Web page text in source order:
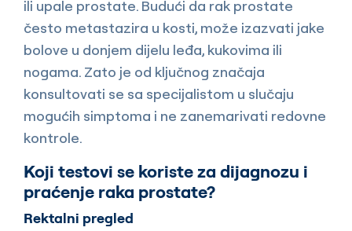
ili upale prostate. Budući da rak prostate
često metastazira u kosti, može izazvati jake
bolove u donjem dijelu leđa, kukovima ili
nogama. Zato je od ključnog značaja
konsultovati se sa specijalistom u slučaju
mogućih simptoma i ne zanemarivati redovne
kontrole.
Koji testovi se koriste za dijagnozu i
praćenje raka prostate?
Rektalni pregled